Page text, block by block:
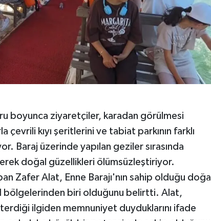
boyunca ziyaretçiler, karadan görülmesi
çevrili kıyı şeritlerini ve tabiat parkının farklı
Baraj üzerinde yapılan geziler sırasında
doğal güzellikleri ölümsüzleştiriyor.
Zafer Alat, Enne Barajı'nın sahip olduğu doğal
bölgelerinden biri olduğunu belirtti. Alat,
ilgiden memnuniyet duyduklarını ifade